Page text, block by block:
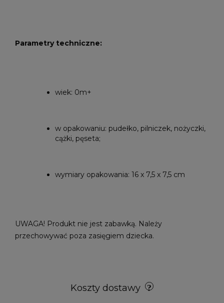
Parametry techniczne:
wiek: 0m+
w opakowaniu: pudełko, pilniczek, nożyczki,
cążki, pęseta;
wymiary opakowania: 16 x 7,5 x 7,5 cm
UWAGA! Produkt nie jest zabawką. Należy
przechowywać poza zasięgiem dziecka.
Koszty dostawy